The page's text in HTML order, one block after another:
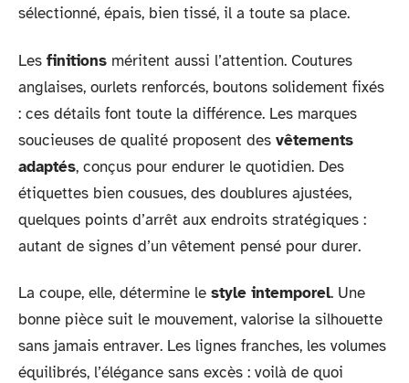
sélectionné, épais, bien tissé, il a toute sa place.
Les finitions méritent aussi l’attention. Coutures
anglaises, ourlets renforcés, boutons solidement fixés
: ces détails font toute la différence. Les marques
soucieuses de qualité proposent des vêtements
adaptés, conçus pour endurer le quotidien. Des
étiquettes bien cousues, des doublures ajustées,
quelques points d’arrêt aux endroits stratégiques :
autant de signes d’un vêtement pensé pour durer.
La coupe, elle, détermine le style intemporel. Une
bonne pièce suit le mouvement, valorise la silhouette
sans jamais entraver. Les lignes franches, les volumes
équilibrés, l’élégance sans excès : voilà de quoi